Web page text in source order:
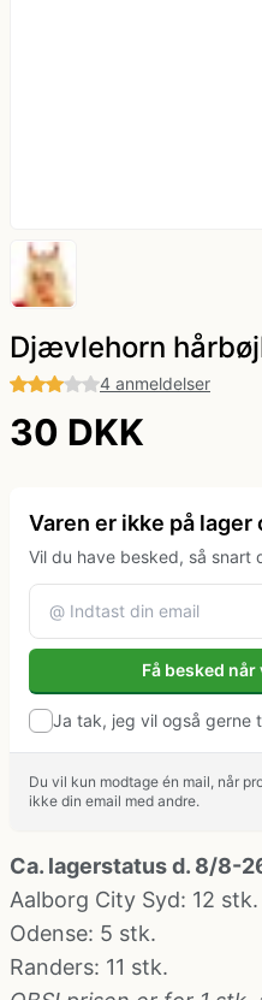
Græsk gud kostume
Hatte og masker
Klovne kostume
Matros, kaptajn og pilot
Mavedanser kostume
Mexicaner kostume
Nonne, præste, munke
Vinter
Djævlehorn
4 anmeldelser
30 DKK
Varen er ikke på lager
Vil du have besked, så snart
Få besked
Ja tak, jeg vil også gerne
Du vil kun modtage én mail, når
ikke din email med andre.
Ca. lagerstatus d. 8/8-
Aalborg City Syd: 12 stk.
Odense: 5 stk.
Randers: 11 stk.